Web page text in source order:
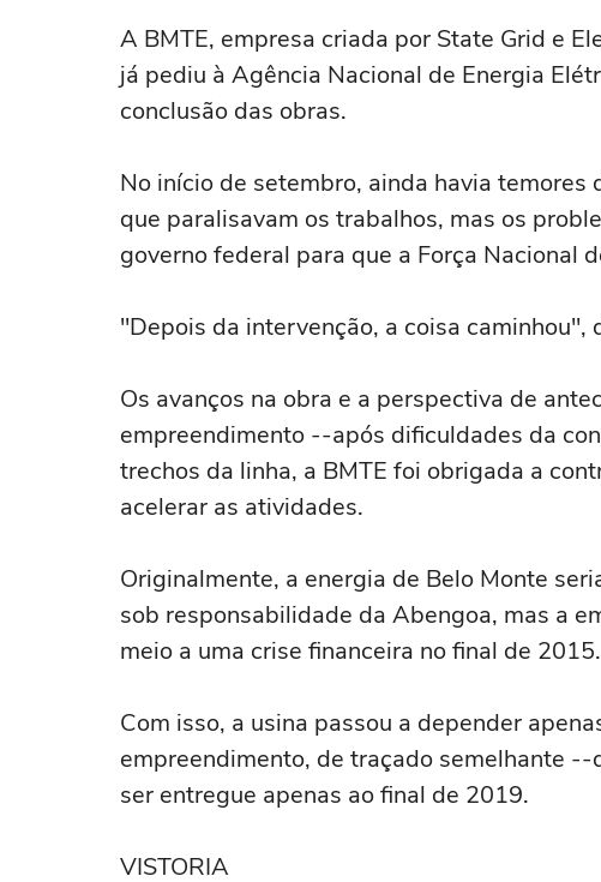
A BMTE, empresa criada por State Grid e
já pediu à Agência Nacional de Energia
conclusão das obras.
No início de setembro, ainda havia
que paralisavam os trabalhos, mas os
governo federal para que a Força Nacional
"Depois da intervenção, a coisa caminhou",
Os avanços na obra e a perspectiva de
empreendimento --após dificuldades da
trechos da linha, a BMTE foi obrigada a
acelerar as atividades.
Originalmente, a energia de Belo Monte
sob responsabilidade da Abengoa, mas a
meio a uma crise financeira no final de 2015.
Com isso, a usina passou a depender
empreendimento, de traçado semelhante
ser entregue apenas ao final de 2019.
VISTORIA